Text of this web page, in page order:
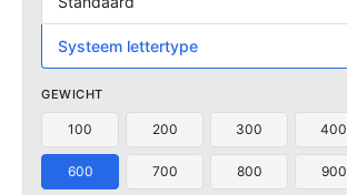
Systeem lettertype
GEWICHT
100 200 300 400
600 700 800 900